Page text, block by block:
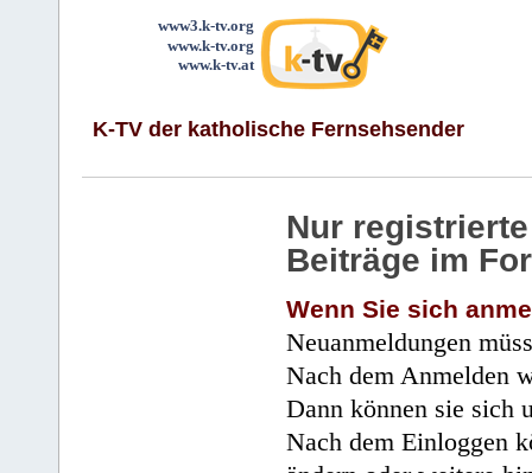
www3.k-tv.org
www.k-tv.org
www.k-tv.at
K-TV der katholische Fernsehsender
Nur
Beiträge im
Wenn Sie sich
Neuanmeldungen
Nach dem Anmelden
Dann können sie sich
Nach dem Einloggen